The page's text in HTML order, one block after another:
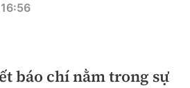
báo chí nằm trong sự